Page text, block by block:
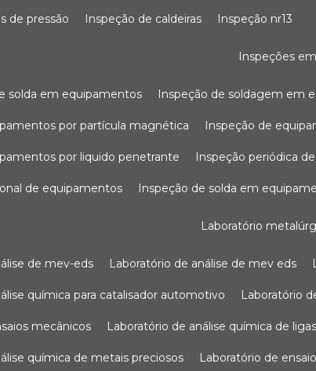
de pressão inspeção de caldeiras inspeção nr13
inspeções
solda em equipamentos inspeção de soldagem em
por partícula magnética inspeção de
por liquido penetrante inspeção periódica
de equipamentos inspeção de solda em
laboratório
de mev-eds laboratório de análise de mev eds
química para catalisador automotivo laboratório
mecânicos laboratório de análise química de
química de metais preciosos laboratório de